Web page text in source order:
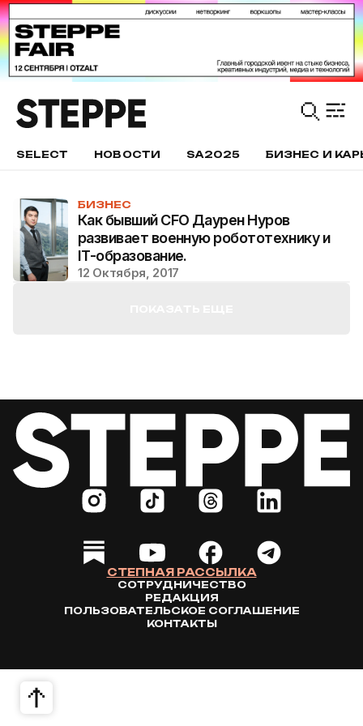
SELECT НОВОСТИ SA2025 БИЗНЕС И
БИЗНЕС
Как бывший CFO Даурен Нуров
развивает военную робототехнику и
IT-образование.
12 Октября, 2017
СТЕПНАЯ РАССЫЛКА
СОТРУДНИЧЕСТВО
РЕДАКЦИЯ
ПОЛЬЗОВАТЕЛЬСКОЕ СОГЛАШЕНИЕ
КОНТАКТЫ